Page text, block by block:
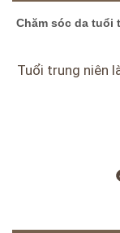
Chăm sóc da tuổi
Tuổi trung niên